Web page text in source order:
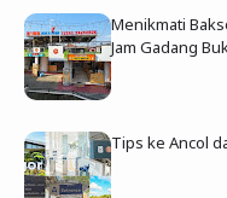
Menikmati
Jam Gadang
Tips ke Ancol